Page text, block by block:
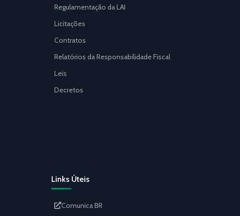
Regulamentação da LAI
Licitações
Contratos
Relatórios da Responsabilidade Fiscal
Leis
Decretos
Links Úteis
Comunica BR